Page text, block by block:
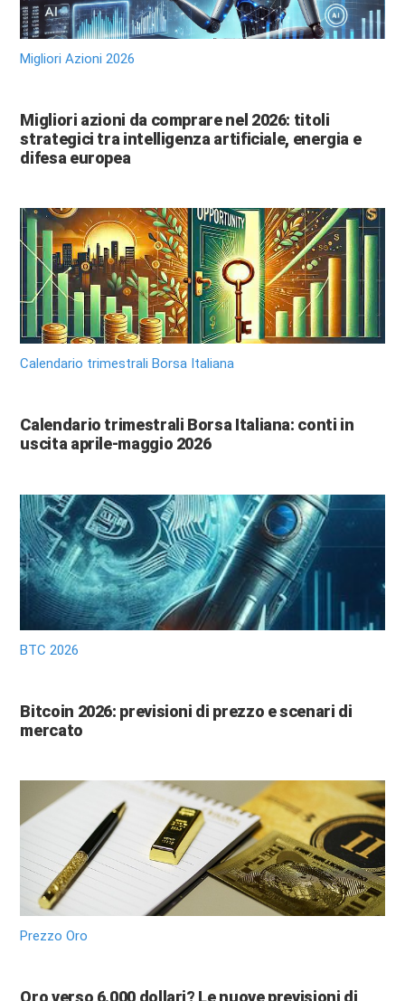
Migliori Azioni 2026
Migliori azioni da comprare nel 2026: titoli
strategici tra intelligenza artificiale, energia e
difesa europea
Calendario trimestrali Borsa Italiana
Calendario trimestrali Borsa Italiana: conti in
uscita aprile-maggio 2026
BTC 2026
Bitcoin 2026: previsioni di prezzo e scenari di
mercato
Prezzo Oro